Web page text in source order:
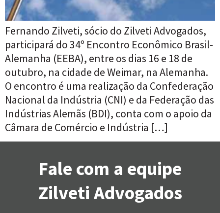
Fernando Zilveti, sócio do Zilveti Advogados,
participará do 34º Encontro Econômico Brasil-
Alemanha (EEBA), entre os dias 16 e 18 de
outubro, na cidade de Weimar, na Alemanha.
O encontro é uma realização da Confederação
Nacional da Indústria (CNI) e da Federação das
Indústrias Alemãs (BDI), conta com o apoio da
Câmara de Comércio e Indústria […]
Fale com a equipe
Zilveti Advogados